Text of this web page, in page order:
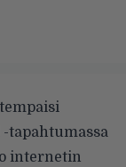
tapahtumassa
internetin